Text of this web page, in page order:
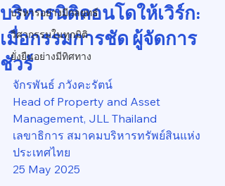
บริหารอย่างมีกลยุทธ์
วิศวกรรมในทุกมิติ
ยั่งยืนอย่างมีทิศทาง
บริหารนิติคอนโดให้เวิร์ก:
เมื่อกรรมการชัด ผู้จัดการ
ชัวร์
จักรพันธ์ ภวังคะรัตน์
Head of Property and Asset
Management, JLL Thailand
เลขาธิการ สมาคมบริหารทรัพย์สินแห่ง
ประเทศไทย
25 May 2025